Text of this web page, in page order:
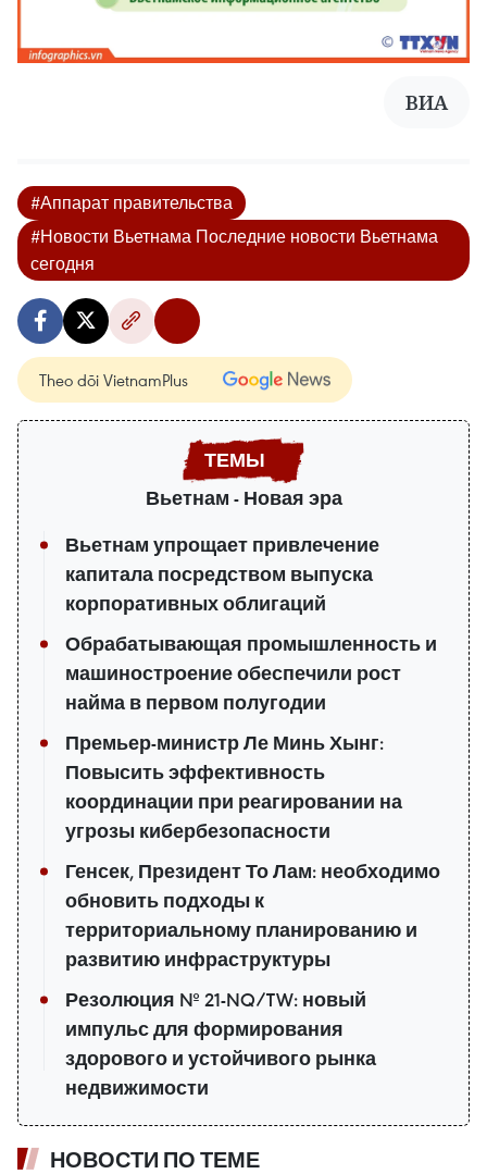
ВИА
#Аппарат правительства
#Новости Вьетнама Последние новости Вьетнама
сегодня
Theo dõi VietnamPlus
Вьетнам - Новая эра
Вьетнам упрощает привлечение
капитала посредством выпуска
корпоративных облигаций
Обрабатывающая промышленность и
машиностроение обеспечили рост
найма в первом полугодии
Премьер-министр Ле Минь Хынг:
Повысить эффективность
координации при реагировании на
угрозы кибербезопасности
Генсек, Президент То Лам: необходимо
обновить подходы к
территориальному планированию и
развитию инфраструктуры
Резолюция № 21-NQ/TW: новый
импульс для формирования
здорового и устойчивого рынка
недвижимости
НОВОСТИ ПО ТЕМЕ